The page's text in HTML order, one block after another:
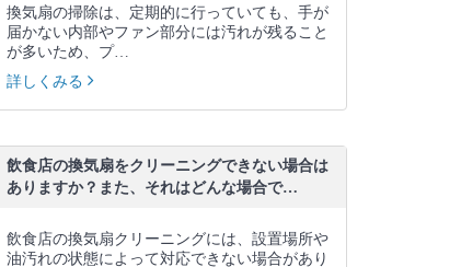
換気扇の掃除は、定期的に行っていても、手が
届かない内部やファン部分には汚れが残ること
が多いため、プ…
詳しくみる
飲食店の換気扇をクリーニングできない場合は
ありますか？また、それはどんな場合で…
飲食店の換気扇クリーニングには、設置場所や
油汚れの状態によって対応できない場合があり